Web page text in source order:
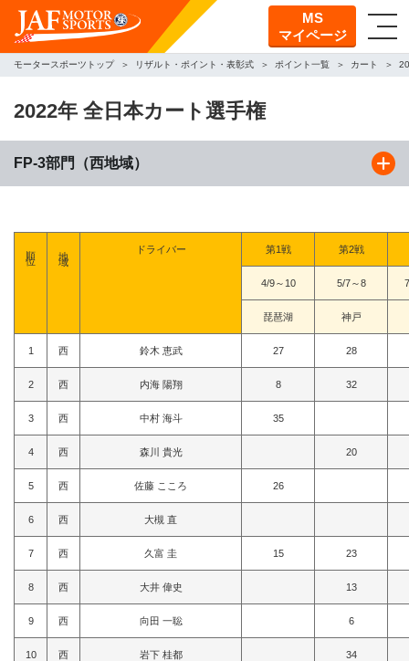
MS
マイページ
モータースポーツトップ リザルト・ポイント・表彰式 ポイント一覧 カート
2022年 全日本カート選手権
FP-3部門（西地域）
ドライバー 第1戦 第2戦
4/9～10 5/7～8
琵琶湖 神戸
1 西 鈴木 恵武 27 28
2 西 内海 陽翔 8 32
3 西 中村 海斗 35
4 西 森川 貴光 20
5 西 佐藤 こころ 26
6 西 大槻 直
7 西 久富 圭 15 23
8 西 大井 偉史 13
9 西 向田 一聡 6
10 西 岩下 桂都 34